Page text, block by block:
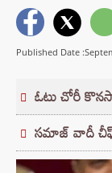
Published Date
ఓటు చోరీ
సమాజ్ వాదీ